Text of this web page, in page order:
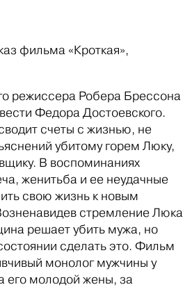
фильма «Кроткая»,
режиссера Робера Брессона
Федора Достоевского.
счеты с жизнью, не
убитому горем Люку,
В воспоминаниях
женитьба и ее неудачные
свою жизнь к новым
стремление Люка
решает убить мужа, но
сделать это. Фильм
монолог мужчины у
его молодой жены, за